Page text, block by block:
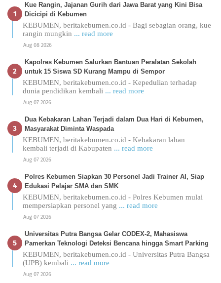
Kue Rangin, Jajanan Gurih dari Jawa Barat yang Kini Bisa
Dicicipi di Kebumen
KEBUMEN, beritakebumen.co.id - Bagi sebagian orang, kue
rangin mungkin ... read more
Aug 08 2026
Kapolres Kebumen Salurkan Bantuan Peralatan Sekolah
untuk 15 Siswa SD Kurang Mampu di Sempor
KEBUMEN, beritakebumen.co.id - Kepedulian terhadap
dunia pendidikan kembali ... read more
Aug 07 2026
Dua Kebakaran Lahan Terjadi dalam Dua Hari di Kebumen,
Masyarakat Diminta Waspada
KEBUMEN, beritakebumen.co.id - Kebakaran lahan
kembali terjadi di Kabupaten ... read more
Aug 07 2026
Polres Kebumen Siapkan 30 Personel Jadi Trainer AI, Siap
Edukasi Pelajar SMA dan SMK
KEBUMEN, beritakebumen.co.id - Polres Kebumen mulai
mempersiapkan personel yang ... read more
Aug 07 2026
Universitas Putra Bangsa Gelar CODEX-2, Mahasiswa
Pamerkan Teknologi Deteksi Bencana hingga Smart Parking
KEBUMEN, beritakebumen.co.id - Universitas Putra Bangsa
(UPB) kembali ... read more
Aug 07 2026